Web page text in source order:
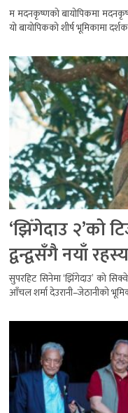
म मदनकृष्णको बायोपिकमा
यो बायोपिकको शीर्ष भूमिकामा
‘झिँगेदाउ २’को
द्वन्द्वसँगै नयाँ
सुपरहिट सिनेमा ‘झिँगेदाउ’ को
आँचल शर्मा देउरानी–जेठानीको